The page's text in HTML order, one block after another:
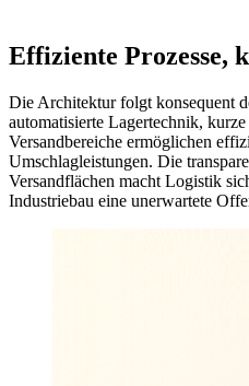
Effiziente Prozesse,
Die Architektur folgt konsequent
automatisierte Lagertechnik,
Versandbereiche ermöglichen
Umschlagleistungen. Die
Versandflächen macht Logistik
Industriebau eine unerwartete